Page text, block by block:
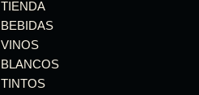
TIENDA
BEBIDAS
VINOS
BLANCOS
TINTOS